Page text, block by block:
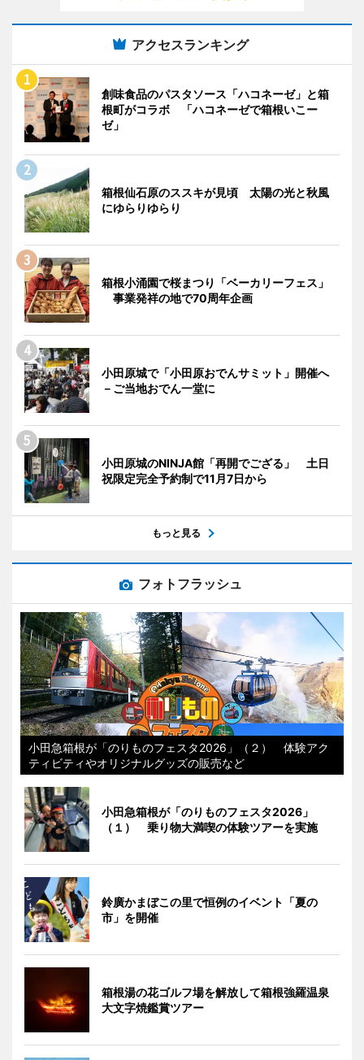
アクセスランキング
創味食品のパスタソース「ハコネーゼ」と箱
根町がコラボ 「ハコネーゼで箱根いこー
ゼ」
箱根仙石原のススキが見頃 太陽の光と秋風
にゆらりゆらり
箱根小涌園で桜まつり「ベーカリーフェス」
事業発祥の地で70周年企画
小田原城で「小田原おでんサミット」開催へ
－ご当地おでん一堂に
小田原城のNINJA館「再開でござる」 土日
祝限定完全予約制で11月7日から
もっと見る
フォトフラッシュ
小田急箱根が「のりものフェスタ2026」（２） 体験アク
ティビティやオリジナルグッズの販売など
小田急箱根が「のりものフェスタ2026」
（１） 乗り物大満喫の体験ツアーを実施
鈴廣かまぼこの里で恒例のイベント「夏の
市」を開催
箱根湯の花ゴルフ場を解放して箱根強羅温泉
大文字焼鑑賞ツアー